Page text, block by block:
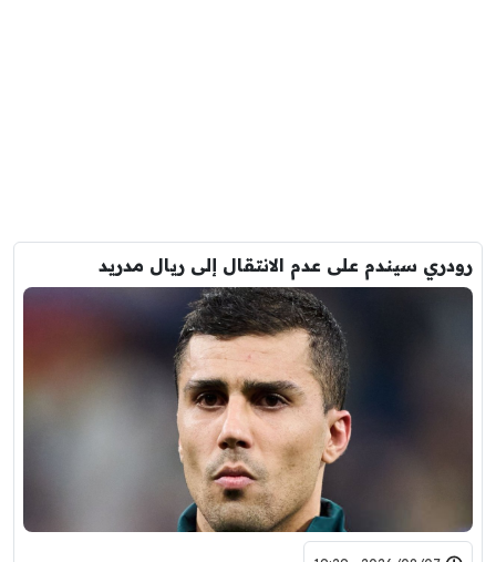
رودري سيندم على عدم الانتقال إلى ريال مدريد